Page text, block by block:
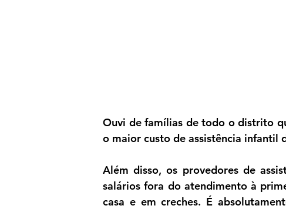
Ouvi de famílias de todo o distrito
o maior custo de assistência infantil
Além disso, os provedores de
salários fora do atendimento à
casa e em creches. É